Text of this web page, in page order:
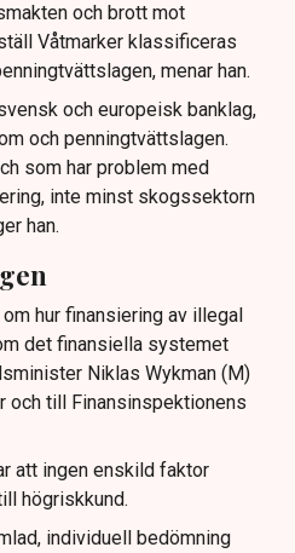
och brott mot
Våtmarker klassificeras
menar han.
och europeisk banklag,
och penningtvättslagen.
som har problem med
inte minst skogssektorn
han.
om hur finansiering av illegal
det finansiella systemet
Niklas Wykman (M)
och till Finansinspektionens
att ingen enskild faktor
högriskkund.
individuell bedömning